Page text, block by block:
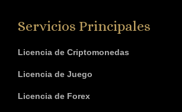
Servicios Principales
Licencia de Criptomonedas
Licencia de Juego
Licencia de Forex